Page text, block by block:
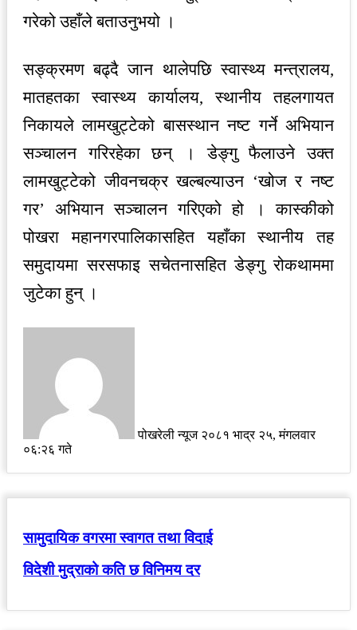
गरेको उहाँले बताउनुभयो ।
सङ्क्रमण बढ्दै जान थालेपछि स्वास्थ्य मन्त्रालय,
मातहतका स्वास्थ्य कार्यालय, स्थानीय तहलगायत
निकायले लामखुट्टेको बासस्थान नष्ट गर्ने अभियान
सञ्चालन गरिरहेका छन् । डेङ्गु फैलाउने उक्त
लामखुट्टेको जीवनचक्र खल्बल्याउन ‘खोज र नष्ट
गर’ अभियान सञ्चालन गरिएको हो । कास्कीको
पोखरा महानगरपालिकासहित यहाँका स्थानीय तह
समुदायमा सरसफाइ सचेतनासहित डेङ्गु रोकथाममा
जुटेका हुन् ।
पोखरेली न्यूज २०८१ भाद्र २५, मंगलवार
०६:२६ गते
सामुदायिक वगरमा स्वागत तथा विदाई
विदेशी मुद्राको कति छ विनिमय दर